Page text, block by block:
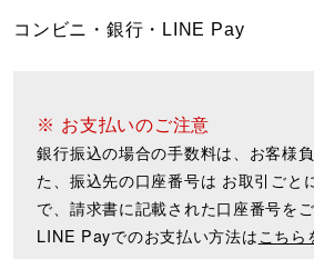
コンビニ・銀行・LINE Pay
※ お支払いのご注意
銀行振込の場合の手数料は、お客様
た、振込先の口座番号は お取引ごと
で、請求書に記載された口座番号をご
LINE Payでのお支払い方法は こちら